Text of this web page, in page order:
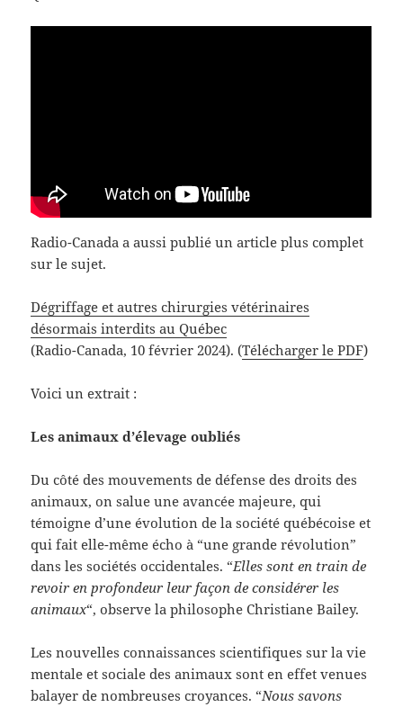
Radio-Canada a aussi publié un article plus complet
sur le sujet.
Dégriffage et autres chirurgies vétérinaires
désormais interdits au Québec
(Radio-Canada, 10 février 2024). (Télécharger le PDF)
Voici un extrait :
Les animaux d’élevage oubliés
Du côté des mouvements de défense des droits des
animaux, on salue une avancée majeure, qui
témoigne d’une évolution de la société québécoise et
qui fait elle-même écho à “une grande révolution”
dans les sociétés occidentales. “Elles sont en train de
revoir en profondeur leur façon de considérer les
animaux“, observe la philosophe Christiane Bailey.
Les nouvelles connaissances scientifiques sur la vie
mentale et sociale des animaux sont en effet venues
balayer de nombreuses croyances. “Nous savons